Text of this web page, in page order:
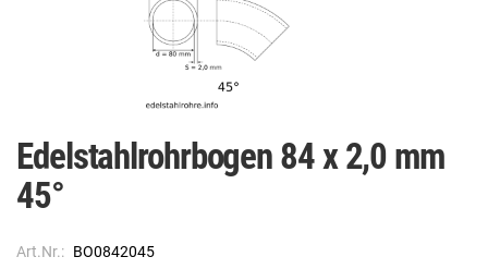
Edelstahlrohrbogen 84 x 2,0 mm
45°
Art.Nr.: BO0842045